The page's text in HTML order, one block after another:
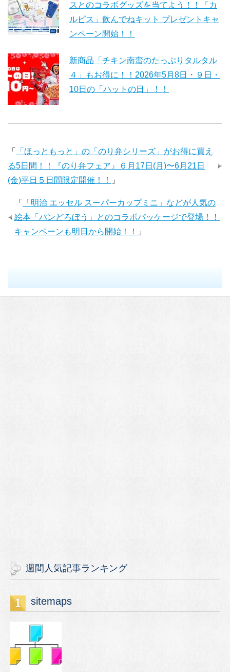
スとのコラボグッズを当てよう！！「カ
ルピス」飲んでねキット プレゼントキャ
ンペーン開始！！
新商品「チキン南蛮のたっぷりタルタル
４」もお得に！！2026年5月8日・９日・
10日の「ハットの日」！！
「
「ほっともっと」の「のり弁シリーズ」がお得に買え
る5日間！！『のり弁フェア』６月17日(月)〜6月21日
(金)平日５日間限定開催！！
」
「
「明治 エッセル スーパーカップミニ」などが人気の
絵本「パンどろぼう」とのコラボパッケージで登場！！
キャンペーンも明日から開始！！
」
週間人気記事ランキング
sitemaps